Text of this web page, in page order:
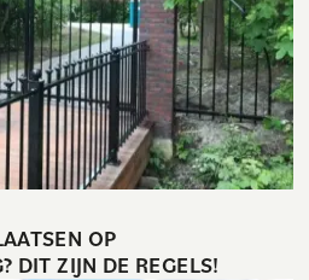
OP
DIT ZIJN DE REGELS!